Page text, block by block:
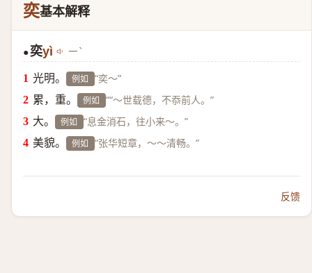
奕基本解释
● 奕yì ㄧˋ
光明。 例如 “奕～”
累，重。 例如 ““～世载德，不忝前人。”
大。 例如 “息金消石，往小来～。”
美貌。 例如 “张华短章，～～清畅。”
反馈